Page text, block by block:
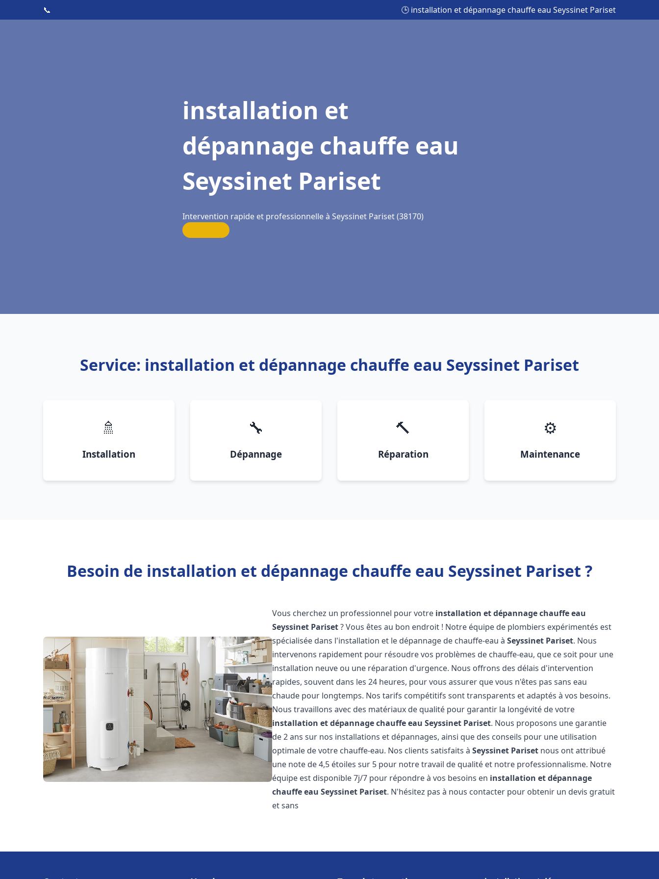
📞 🕒 installation et dépannage chauffe eau Seyssinet Pariset
installation et
dépannage chauffe eau
Seyssinet Pariset
Intervention rapide et professionnelle à Seyssinet Pariset (38170)
Service: installation et dépannage chauffe eau Seyssinet Pariset
🚿
Installation
🔧
Dépannage
🔨
Réparation
⚙️
Maintenance
Besoin de installation et dépannage chauffe eau Seyssinet Pariset ?
Vous cherchez un professionnel pour votre installation et dépannage chauffe eau
Seyssinet Pariset? Vous êtes au bon endroit ! Notre équipe de plombiers expérimentés est
spécialisée dans l'installation et le dépannage de chauffe-eau àSeyssinet Pariset. Nous
intervenons rapidement pour résoudre vos problèmes de chauffe-eau, que ce soit pour une
installation neuve ou une réparation d'urgence. Nous offrons des délais d'intervention
rapides, souvent dans les 24 heures, pour vous assurer que vous n'êtes pas sans eau
chaude pour longtemps. Nos tarifs compétitifs sont transparents et adaptés à vos besoins.
Nous travaillons avec des matériaux de qualité pour garantir la longévité de votre
installation et dépannage chauffe eau Seyssinet Pariset. Nous proposons une garantie
de 2 ans sur nos installations et dépannages, ainsi que des conseils pour une utilisation
optimale de votre chauffe-eau. Nos clients satisfaits àSeyssinet Pariset nous ont attribué
une note de 4,5 étoiles sur 5 pour notre travail de qualité et notre professionnalisme. Notre
équipe est disponible 7j/7 pour répondre à vos besoins en installation et dépannage
chauffe eau Seyssinet Pariset. N'hésitez pas à nous contacter pour obtenir un devis gratuit
et sans